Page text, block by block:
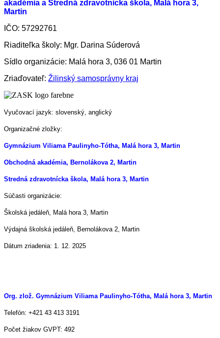
akadémia a Stredná zdravotnícka škola, Malá hora 3,
Martin
IČO: 57292761
Riaditeľka školy: Mgr. Darina Súderová
Sídlo organizácie: Malá hora 3, 036 01 Martin
Zriaďovateľ: Žilinský samosprávny kraj
Vyučovací jazyk: slovenský, anglický
Organizačné zložky:
Gymnázium Viliama Paulinyho-Tótha, Malá hora 3, Martin
Obchodná akadémia, Bernolákova 2, Martin
Stredná zdravotnícka škola, Malá hora 3, Martin
Súčasti organizácie:
Školská jedáleň, Malá hora 3, Martin
Výdajná školská jedáleň, Bernolákova 2, Martin
Dátum zriadenia: 1. 12. 2025
Org. zlož. Gymnázium Viliama Paulinyho-Tótha, Malá hora 3, Martin
Telefón: +421 43 413 3191
Počet žiakov GVPT: 492